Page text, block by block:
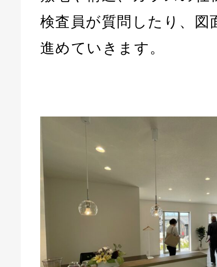
検査員が質問したり、図
進めていきます。